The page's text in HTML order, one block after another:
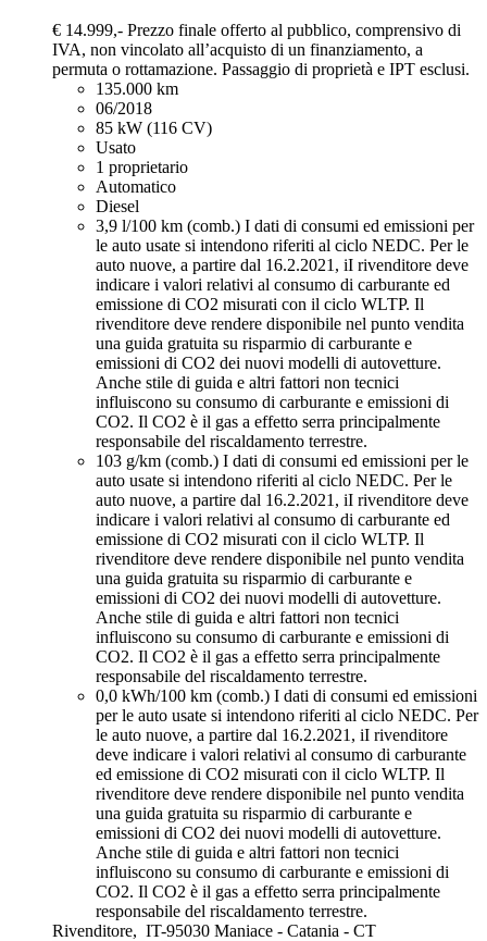
€ 14.999,- Prezzo finale offerto al pubblico, comprensivo di
IVA, non vincolato all’acquisto di un finanziamento, a
permuta o rottamazione. Passaggio di proprietà e IPT esclusi.
135.000 km
06/2018
85 kW (116 CV)
Usato
1 proprietario
Automatico
Diesel
3,9 l/100 km (comb.) I dati di consumi ed emissioni per
le auto usate si intendono riferiti al ciclo NEDC. Per le
auto nuove, a partire dal 16.2.2021, iI rivenditore deve
indicare i valori relativi al consumo di carburante ed
emissione di CO2 misurati con il ciclo WLTP. Il
rivenditore deve rendere disponibile nel punto vendita
una guida gratuita su risparmio di carburante e
emissioni di CO2 dei nuovi modelli di autovetture.
Anche stile di guida e altri fattori non tecnici
influiscono su consumo di carburante e emissioni di
CO2. Il CO2 è il gas a effetto serra principalmente
responsabile del riscaldamento terrestre.
103 g/km (comb.) I dati di consumi ed emissioni per le
auto usate si intendono riferiti al ciclo NEDC. Per le
auto nuove, a partire dal 16.2.2021, iI rivenditore deve
indicare i valori relativi al consumo di carburante ed
emissione di CO2 misurati con il ciclo WLTP. Il
rivenditore deve rendere disponibile nel punto vendita
una guida gratuita su risparmio di carburante e
emissioni di CO2 dei nuovi modelli di autovetture.
Anche stile di guida e altri fattori non tecnici
influiscono su consumo di carburante e emissioni di
CO2. Il CO2 è il gas a effetto serra principalmente
responsabile del riscaldamento terrestre.
0,0 kWh/100 km (comb.) I dati di consumi ed emissioni
per le auto usate si intendono riferiti al ciclo NEDC. Per
le auto nuove, a partire dal 16.2.2021, iI rivenditore
deve indicare i valori relativi al consumo di carburante
ed emissione di CO2 misurati con il ciclo WLTP. Il
rivenditore deve rendere disponibile nel punto vendita
una guida gratuita su risparmio di carburante e
emissioni di CO2 dei nuovi modelli di autovetture.
Anche stile di guida e altri fattori non tecnici
influiscono su consumo di carburante e emissioni di
CO2. Il CO2 è il gas a effetto serra principalmente
responsabile del riscaldamento terrestre.
Rivenditore, IT-95030 Maniace - Catania - CT